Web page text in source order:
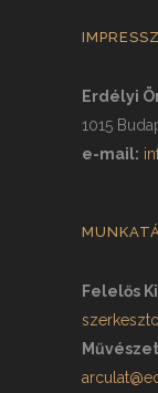
Erdélyi
1015
e-mail:
Felelős